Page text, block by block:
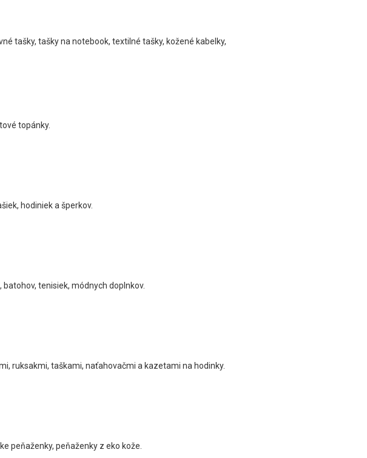
tašky, tašky na notebook, textilné tašky, kožené kabelky,
topánky.
hodiniek a šperkov.
tenisiek, módnych doplnkov.
ruksakmi, taškami, naťahovačmi a kazetami na hodinky.
peňaženky, peňaženky z eko kože.